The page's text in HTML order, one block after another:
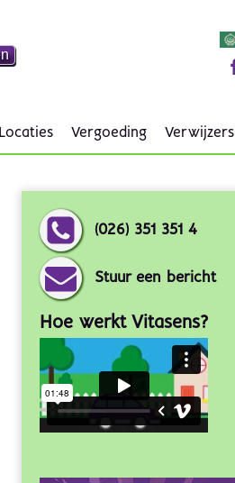
Locaties Vergoeding Verwijzers
(026) 351 351 4
Stuur een bericht
Hoe werkt Vitasens?